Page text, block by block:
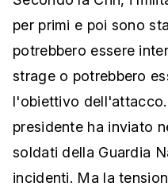
per primi e poi sono
potrebbero essere
strage o potrebbero
l'obiettivo
presidente ha inviato
soldati della Guardia
incidenti. Ma la